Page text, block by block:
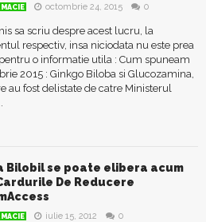
octombrie 24, 2015 0
sa scriu despre acest lucru, la
respectiv, insa niciodata nu este prea
o informatie utila : Cum spuneam
2015 : Ginkgo Biloba si Glucozamina,
au fost delistate de catre Ministerul
Bilobil se poate elibera acum
De Reducere
iulie 15, 2012 0